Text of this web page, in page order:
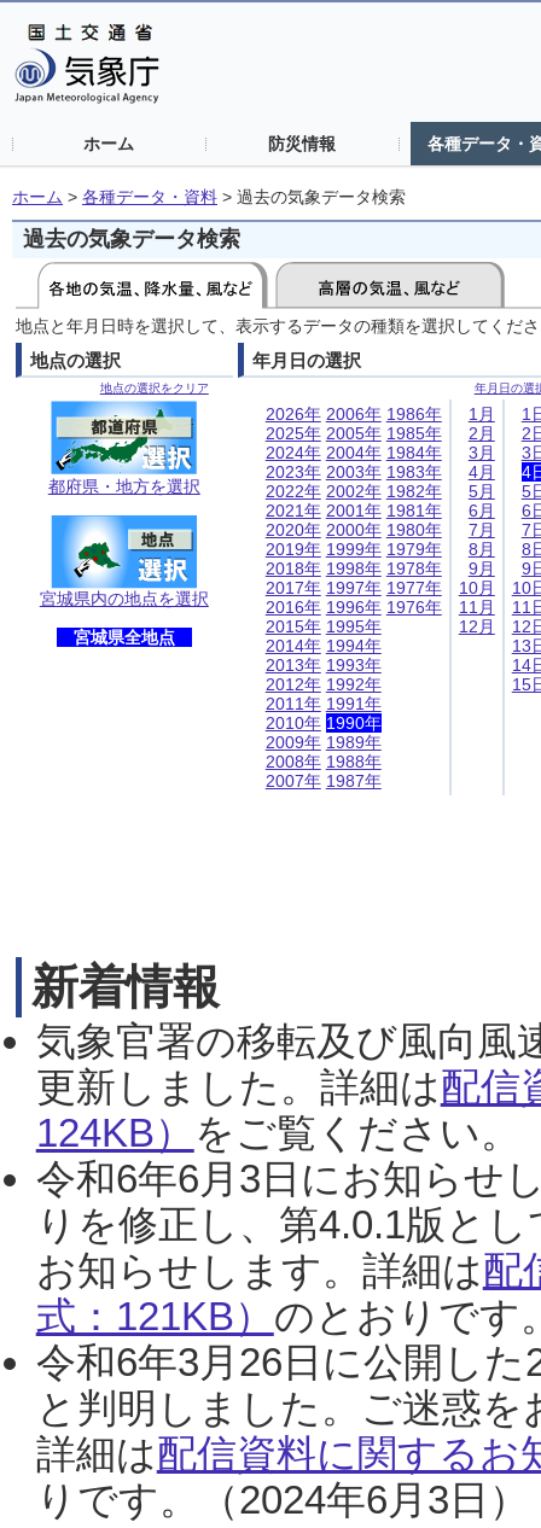
ホーム 防災情報 各種データ・
ホーム > 各種データ・資料 > 過去の気象データ検索
過去の気象データ検索
地点と年月日時を選択して、表示するデータの種類を選択してくだ
地点の選択
地点の選択をクリア
都府県・地方を選択
宮城県内の地点を選択
宮城県全地点
年月日の選択
年月日の選
2026年
2025年
2024年
2023年
2022年
2021年
2020年
2019年
2018年
2017年
2016年
2015年
2014年
2013年
2012年
2011年
2010年
2009年
2008年
2007年
2006年
2005年
2004年
2003年
2002年
2001年
2000年
1999年
1998年
1997年
1996年
1995年
1994年
1993年
1992年
1991年
1990年
1989年
1988年
1987年
1986年
1985年
1984年
1983年
1982年
1981年
1980年
1979年
1978年
1977年
1976年
1月
2月
3月
4月
5月
6月
7月
8月
9月
10月
11月
12月
1
2
3
4
5
6
7
8
9
10
11
12
13
14
15
新着情報
気象官署の移転及び風向風
更新しました。詳細は配信
124KB） をご覧ください。
令和6年6月3日にお知らせ
りを修正し、第4.0.1版と
お知らせします。詳細は配
式：121KB） のとおりです
令和6年3月26日に公開し
と判明しました。ご迷惑
詳細は配信資料に関するお
りです。（2024年6月3日）